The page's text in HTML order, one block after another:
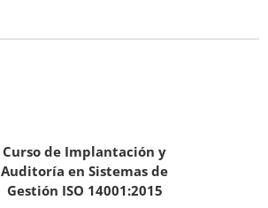
Curso de Implantación y
Auditoría en Sistemas de
Gestión ISO 14001:2015